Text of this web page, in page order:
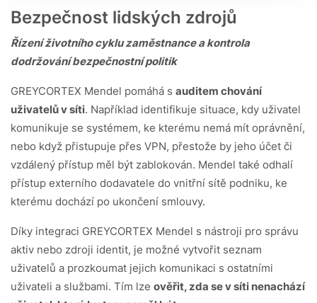
Bezpečnost lidských zdrojů
Řízení životního cyklu zaměstnance a kontrola
dodržování bezpečnostní politik
GREYCORTEX Mendel pomáhá s auditem chování
uživatelů v síti. Například identifikuje situace, kdy uživatel
komunikuje se systémem, ke kterému nemá mít oprávnění,
nebo když přistupuje přes VPN, přestože by jeho účet či
vzdálený přístup měl být zablokován. Mendel také odhalí
přístup externího dodavatele do vnitřní sítě podniku, ke
kterému dochází po ukončení smlouvy.
Díky integraci GREYCORTEX Mendel s nástroji pro správu
aktiv nebo zdroji identit, je možné vytvořit seznam
uživatelů a prozkoumat jejich komunikaci s ostatními
uživateli a službami. Tím lze ověřit, zda se v síti nenachází